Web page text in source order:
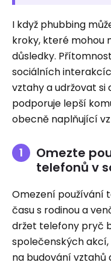
I když phubbing
kroky, které mohou
důsledky.
sociálních
vztahy a udržovat si
podporuje lepší
obecně naplňující
Omezte
telefonů v
Omezení používání
času s rodinou a
držet telefony pryč
společenských
na budování vztahů